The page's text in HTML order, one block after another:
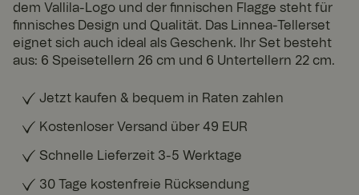
dem Vallila-Logo und der finnischen Flagge steht für
finnisches Design und Qualität. Das Linnea-Tellerset
eignet sich auch ideal als Geschenk. Ihr Set besteht
aus: 6 Speisetellern 26 cm und 6 Untertellern 22 cm.
Jetzt kaufen & bequem in Raten zahlen
Kostenloser Versand über 49 EUR
Schnelle Lieferzeit 3-5 Werktage
30 Tage kostenfreie Rücksendung